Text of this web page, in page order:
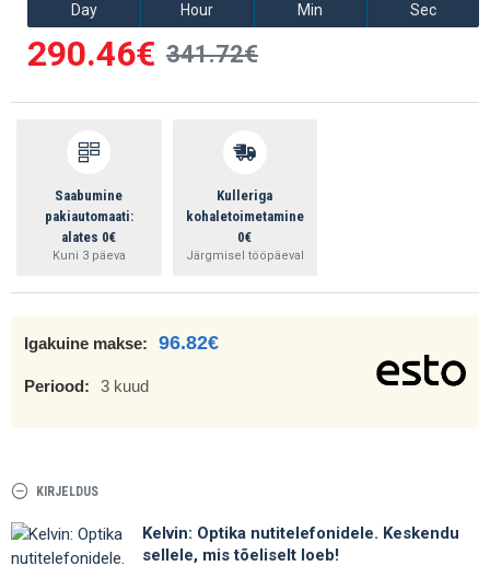
Day Hour Min Sec
290.46€ 341.72€
Saabumine
pakiautomaati:
alates 0€
Kuni 3 päeva
Kulleriga
kohaletoimetamine
0€
Järgmisel tööpäeval
Igakuine makse: 96.82€
Periood: 3 kuud
KIRJELDUS
Kelvin: Optika nutitelefonidele. Keskendu
sellele, mis tõeliselt loeb!